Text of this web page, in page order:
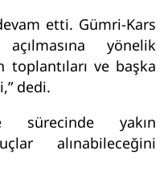
etti. Gümri-Kars
yönelik
toplantıları ve başka
dedi.
sürecinde yakın
alınabileceğini